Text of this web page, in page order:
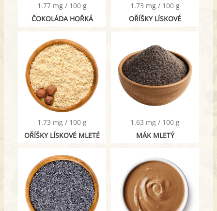
1.77 mg / 100 g
ČOKOLÁDA HOŘKÁ
1.73 mg / 100 g
OŘÍŠKY LÍSKOVÉ
1.73 mg / 100 g
OŘÍŠKY LÍSKOVÉ MLETÉ
1.63 mg / 100 g
MÁK MLETÝ